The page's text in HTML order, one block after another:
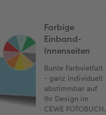
Farbige
Einband-
Innenseiten
Bunte Farbvielfalt
- ganz individuell
abstimmbar auf
Ihr Design im
CEWE FOTOBUCH.